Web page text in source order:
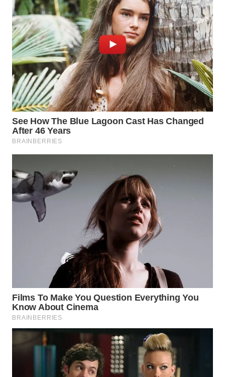
SUMEDANG
WN
CIANJUR
WN
KEPULAUAN
SERIBU
WN
TANGERANG
BINJAI
WN
CIREBON
KUNINGAN
WN
MAJALENGKA
WN